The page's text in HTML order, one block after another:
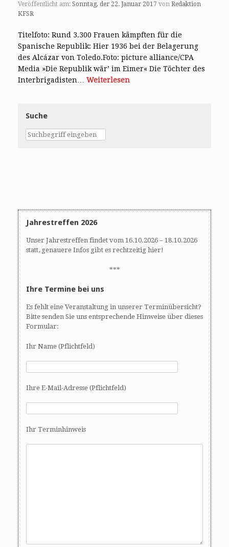
Veröffentlicht am: Sonntag, der 22. Januar 2017 von Redaktion
KFSR
Titelfoto: Rund 3.300 Frauen kämpften für die
Spanische Republik: Hier 1936 bei der Belagerung
des Alcázar von Toledo.Foto: picture alliance/CPA
Media »Die Republik wär’ im Eimer« Die Töchter des
Interbrigadisten… Weiterlesen
Suche
Jahrestreffen 2026
Unser Jahrestreffen findet vom 16.10.2026 – 18.10.2026
statt, genauere Infos gibt es rechtzeitig hier!
***
Ihre Termine bei uns
Es fehlt eine Veranstaltung in unserer Terminübersicht?
Bitte senden Sie uns entsprechende Hinweise über dieses
Formular:
Ihr Name (Pflichtfeld)
Ihre E-Mail-Adresse (Pflichtfeld)
Ihr Terminhinweis